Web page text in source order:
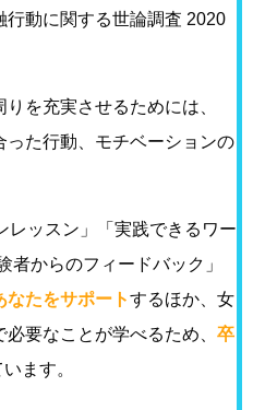
動に関する世論調査 2020
を充実させるためには、
った行動、モチベーションの
レッスン」「実践できるワー
者からのフィードバック」
なたをサポートするほか、女
要なことが学べるため、 卒
ます。